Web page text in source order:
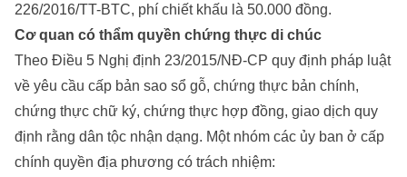
226/2016/TT-BTC, phí chiết khấu là 50.000 đồng.
Cơ quan có thẩm quyền chứng thực di chúc
Theo Điều 5 Nghị định 23/2015/NĐ-CP quy định pháp luật
về yêu cầu cấp bản sao sổ gỗ, chứng thực bản chính,
chứng thực chữ ký, chứng thực hợp đồng, giao dịch quy
định rằng dân tộc nhận dạng. Một nhóm các ủy ban ở cấp
chính quyền địa phương có trách nhiệm: